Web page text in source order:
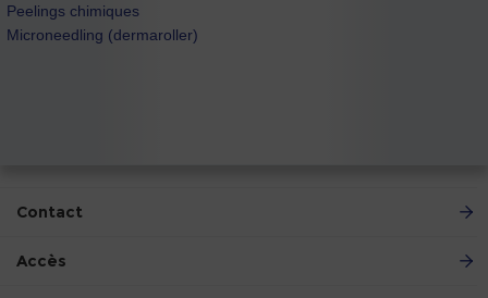
Peelings chimiques
Microneedling (dermaroller)
Contact
Accès